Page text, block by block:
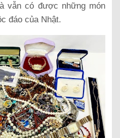
vẫn có được những món
đáo của Nhật.